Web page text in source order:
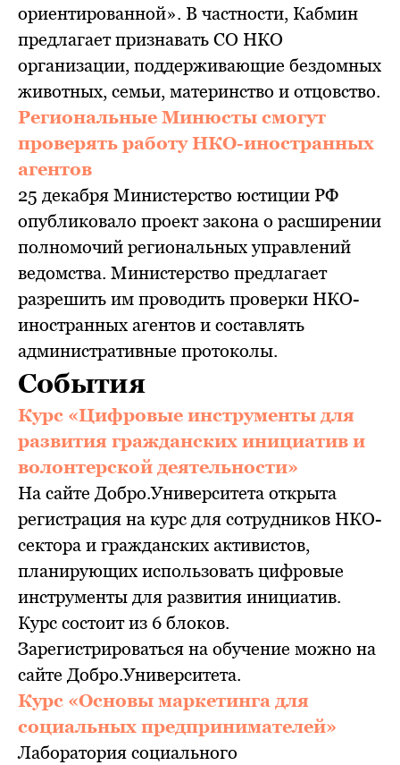
ориентированной». В частности, Кабмин
предлагает признавать СО НКО
организации, поддерживающие бездомных
животных, семьи, материнство и отцовство.
Региональные Минюсты смогут
проверять работу НКО-иностранных
агентов
25 декабря Министерство юстиции РФ
опубликовало проект закона о расширении
полномочий региональных управлений
ведомства. Министерство предлагает
разрешить им проводить проверки НКО-
иностранных агентов и составлять
административные протоколы.
События
Курс «Цифровые инструменты для
развития гражданских инициатив и
волонтерской деятельности»
На сайте Добро.Университета открыта
регистрация на курс для сотрудников НКО-
сектора и гражданских активистов,
планирующих использовать цифровые
инструменты для развития инициатив.
Курс состоит из 6 блоков.
Зарегистрироваться на обучение можно на
сайте Добро.Университета.
Курс «Основы маркетинга для
социальных предпринимателей»
Лаборатория социального